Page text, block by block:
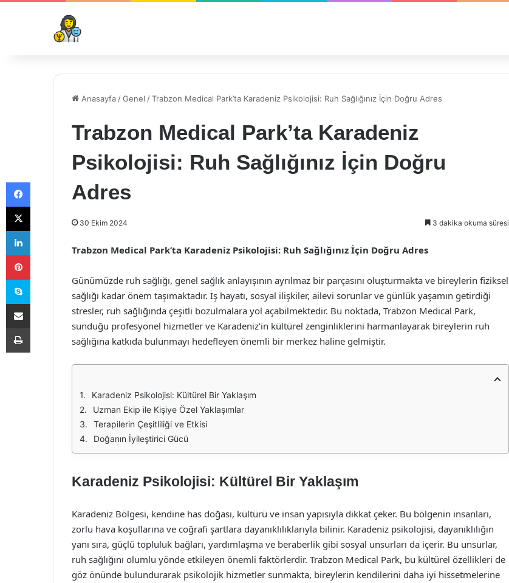
Anasayfa /Genel /Trabzon Medical Park’ta Karadeniz Psikolojisi: Ruh Sağlığınız İçin Doğru Adres
Trabzon Medical Park’ta Karadeniz
Psikolojisi: Ruh Sağlığınız İçin Doğru
Adres
30 Ekim 2024 3 dakika okuma süresi
Trabzon Medical Park’ta Karadeniz Psikolojisi: Ruh Sağlığınız İçin Doğru Adres
Günümüzde ruh sağlığı, genel sağlık anlayışının ayrılmaz bir parçasını oluşturmakta ve bireylerin fiziksel
sağlığı kadar önem taşımaktadır. İş hayatı, sosyal ilişkiler, ailevi sorunlar ve günlük yaşamın getirdiği
stresler, ruh sağlığında çeşitli bozulmalara yol açabilmektedir. Bu noktada, Trabzon Medical Park,
sunduğu profesyonel hizmetler ve Karadeniz’in kültürel zenginliklerini harmanlayarak bireylerin ruh
sağlığına katkıda bulunmayı hedefleyen önemli bir merkez haline gelmiştir.
Karadeniz Psikolojisi: Kültürel Bir Yaklaşım
Uzman Ekip ile Kişiye Özel Yaklaşımlar
Terapilerin Çeşitliliği ve Etkisi
Doğanın İyileştirici Gücü
Karadeniz Psikolojisi: Kültürel Bir Yaklaşım
Karadeniz Bölgesi, kendine has doğası, kültürü ve insan yapısıyla dikkat çeker. Bu bölgenin insanları,
zorlu hava koşullarına ve coğrafi şartlara dayanıklılıklarıyla bilinir. Karadeniz psikolojisi, dayanıklılığın
yanı sıra, güçlü topluluk bağları, yardımlaşma ve beraberlik gibi sosyal unsurları da içerir. Bu unsurlar,
ruh sağlığını olumlu yönde etkileyen önemli faktörlerdir. Trabzon Medical Park, bu kültürel özellikleri de
göz önünde bulundurarak psikolojik hizmetler sunmakta, bireylerin kendilerini daha iyi hissetmelerine
Facebook
X
LinkedIn
Pinterest
Skype
E-Posta ile paylaş